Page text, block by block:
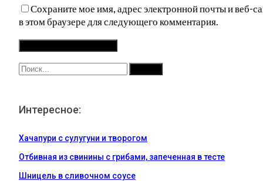
Сохраните мое имя, адрес электронной почты и веб-
в этом браузере для следующего комментария.
Интересное:
Хачапури с сулугуни и творогом
Отбивная из свинины с грибами, запеченная в тесте
Шницель в сливочном соусе